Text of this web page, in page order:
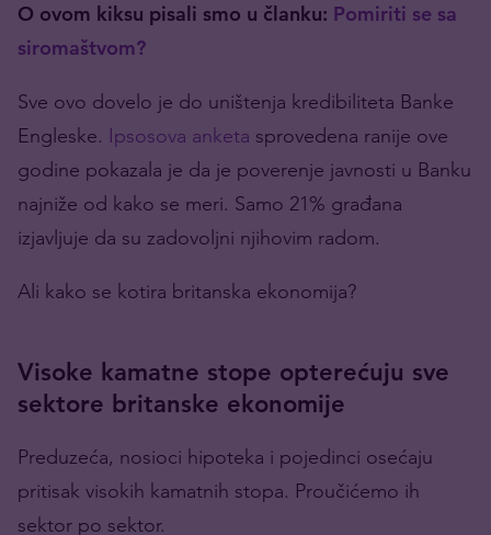
O ovom kiksu pisali smo u članku: Pomiriti se sa
siromaštvom?
Sve ovo dovelo je do uništenja kredibiliteta Banke
Engleske. Ipsosova anketa sprovedena ranije ove
godine pokazala je da je poverenje javnosti u Banku
najniže od kako se meri. Samo 21% građana
izjavljuje da su zadovoljni njihovim radom.
Ali kako se kotira britanska ekonomija?
Visoke kamatne stope opterećuju sve
sektore britanske ekonomije
Preduzeća, nosioci hipoteka i pojedinci osećaju
pritisak visokih kamatnih stopa. Proučićemo ih
sektor po sektor.